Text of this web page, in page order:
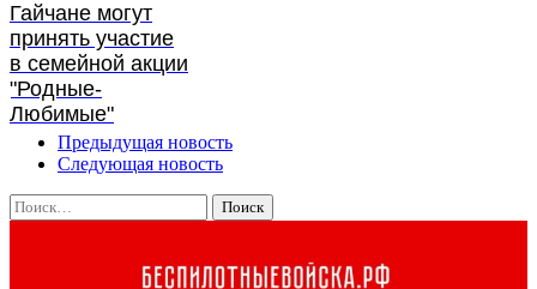
Гайчане могут
принять участие
в семейной акции
"Родные-
Любимые"
Предыдущая новость
Следующая новость
Найти: